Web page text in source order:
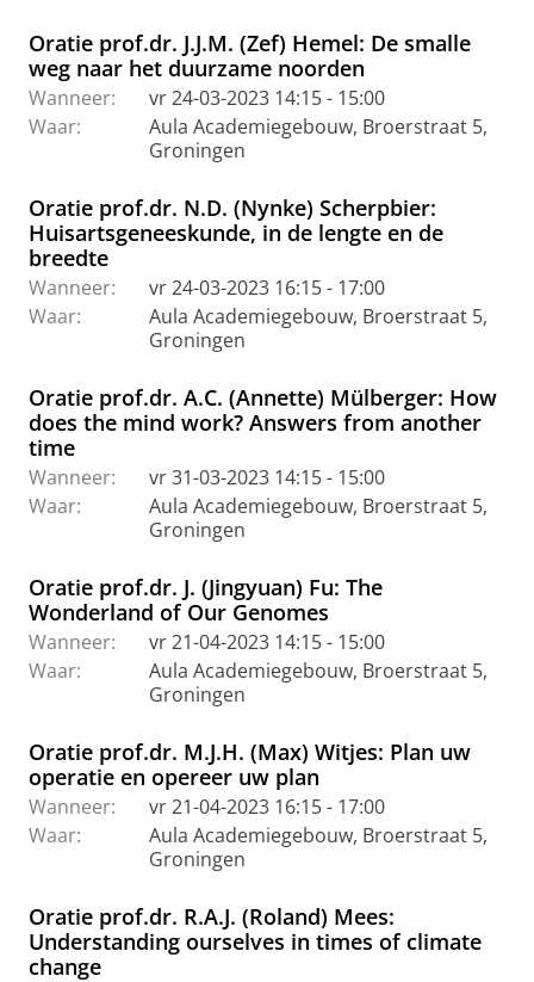
Oratie prof.dr. J.J.M. (Zef) Hemel: De smalle
weg naar het duurzame noorden
Wanneer:
vr 24-03-2023 14:15 - 15:00
Waar:
Aula Academiegebouw, Broerstraat 5,
Groningen
Oratie prof.dr. N.D. (Nynke) Scherpbier:
Huisartsgeneeskunde, in de lengte en de
breedte
Wanneer:
vr 24-03-2023 16:15 - 17:00
Waar:
Aula Academiegebouw, Broerstraat 5,
Groningen
Oratie prof.dr. A.C. (Annette) Mülberger: How
does the mind work? Answers from another
time
Wanneer:
vr 31-03-2023 14:15 - 15:00
Waar:
Aula Academiegebouw, Broerstraat 5,
Groningen
Oratie prof.dr. J. (Jingyuan) Fu: The
Wonderland of Our Genomes
Wanneer:
vr 21-04-2023 14:15 - 15:00
Waar:
Aula Academiegebouw, Broerstraat 5,
Groningen
Oratie prof.dr. M.J.H. (Max) Witjes: Plan uw
operatie en opereer uw plan
Wanneer:
vr 21-04-2023 16:15 - 17:00
Waar:
Aula Academiegebouw, Broerstraat 5,
Groningen
Oratie prof.dr. R.A.J. (Roland) Mees:
Understanding ourselves in times of climate
change